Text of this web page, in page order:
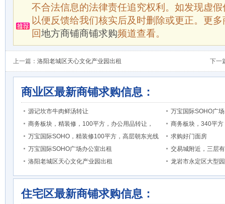
不合法信息的法律责任追究权利。如发现虚
以便反馈给我们核实后及时删除或更正。更
回地方商铺商铺求购频道查看。
上一篇： 洛阳老城区天心文化产业园出租 下一
商业区最新商铺求购信息：
源记坎市牛肉鲜汤转让
万宝国际SOHO广场
商务板块，精装修，100平方，办公用品转让，
商务板块，340平
万宝国际SOHO，精装修100平方，高层朝东光线
求购好门面房
万宝国际SOHO广场办公室出租
交易城附近，三层
洛阳老城区天心文化产业园出租
龙岩市永定区大型
住宅区最新商铺求购信息：